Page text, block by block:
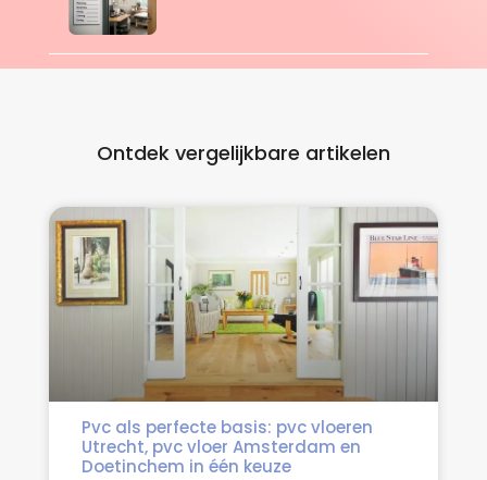
Ontdek vergelijkbare artikelen
Pvc als perfecte basis: pvc vloeren
Utrecht, pvc vloer Amsterdam en
Doetinchem in één keuze